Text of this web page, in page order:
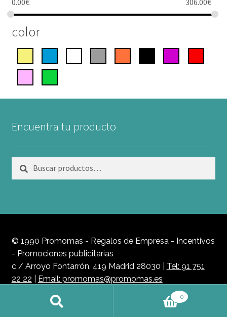
color
Encuentra tu producto
Buscar
Buscar
© 1990 Promomas - Regalos de Empresa - Incentivos
- Promociones publicitarias
c / Arroyo Fontarrón, 419 Madrid 28030 | Tel: 91 751
22 22
Email: promomas@promomas.es
0